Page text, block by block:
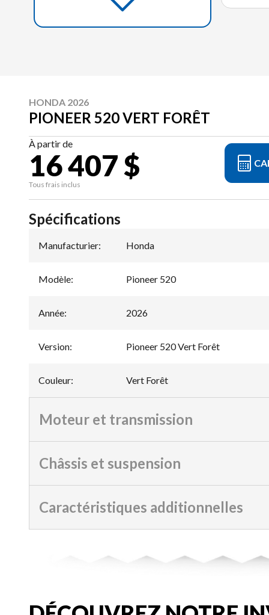
HONDA 2026
PIONEER 520 VERT FORÊT
À partir de
16 407 $
Tous frais inclus
Spécifications
Manufacturier: Honda
Modèle: Pioneer 520
Année: 2026
Version: Pioneer 520 Vert Forêt
Couleur: Vert Forêt
Moteur et transmission
Châssis et suspension
Caractéristiques additionnelles